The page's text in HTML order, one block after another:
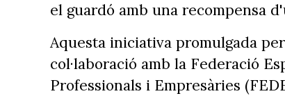
el guardó amb una recompensa
Aquesta iniciativa promulgada
col·laboració amb la Federació
Professionals i Empresàries